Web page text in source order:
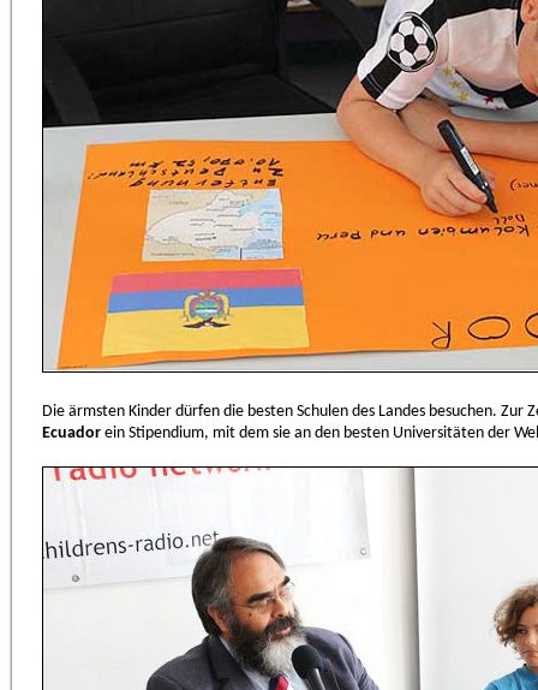
Die ärmsten Kinder dürfen die besten Schulen des Landes besuchen. Zur
Ecuador ein Stipendium, mit dem sie an den besten Universitäten der